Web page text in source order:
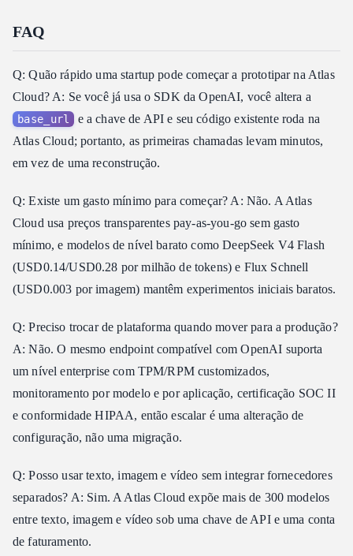
FAQ
Q: Quão rápido uma startup pode começar a prototipar na Atlas
Cloud? A: Se você já usa o SDK da OpenAI, você altera a
base_url
e a chave de API e seu código existente roda na
Atlas Cloud; portanto, as primeiras chamadas levam minutos,
em vez de uma reconstrução.
Q: Existe um gasto mínimo para começar? A: Não. A Atlas
Cloud usa preços transparentes pay-as-you-go sem gasto
mínimo, e modelos de nível barato como DeepSeek V4 Flash
(USD0.14/USD0.28 por milhão de tokens) e Flux Schnell
(USD0.003 por imagem) mantêm experimentos iniciais baratos.
Q: Preciso trocar de plataforma quando mover para a produção?
A: Não. O mesmo endpoint compatível com OpenAI suporta
um nível enterprise com TPM/RPM customizados,
monitoramento por modelo e por aplicação, certificação SOC II
e conformidade HIPAA, então escalar é uma alteração de
configuração, não uma migração.
Q: Posso usar texto, imagem e vídeo sem integrar fornecedores
separados? A: Sim. A Atlas Cloud expõe mais de 300 modelos
entre texto, imagem e vídeo sob uma chave de API e uma conta
de faturamento.